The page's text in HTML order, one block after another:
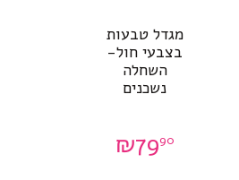
מגדל טבעות
בצבעי חול-
השחלה
נשכנים
₪7990